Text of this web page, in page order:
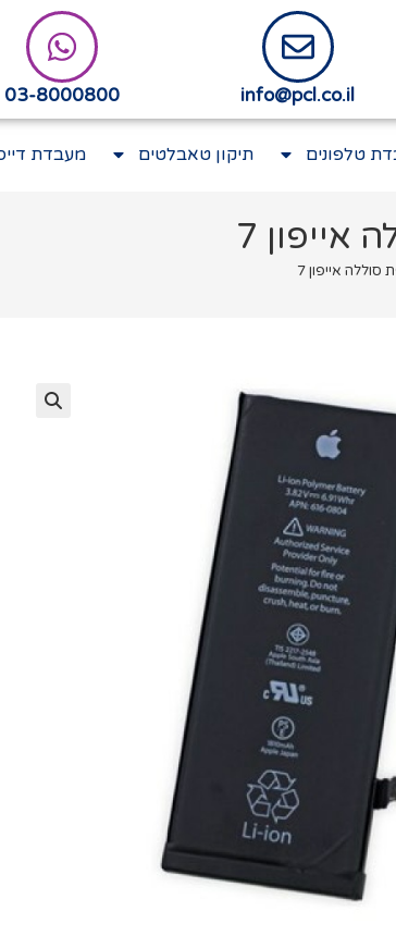
info@pcl.co.il
03-8000800
טלפונים תיקון טאבלטים מעבדת
7
אייפון 7